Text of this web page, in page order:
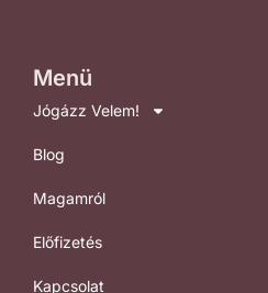
Menü
Jógázz Velem!
Blog
Magamról
Előfizetés
Kapcsolat